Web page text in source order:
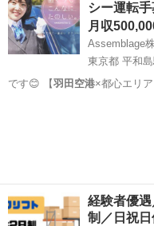
シー運転手
月収
Assemblage
東京都 平和
です😊 【羽田空港×都心エリ
経験者優
制／日祝